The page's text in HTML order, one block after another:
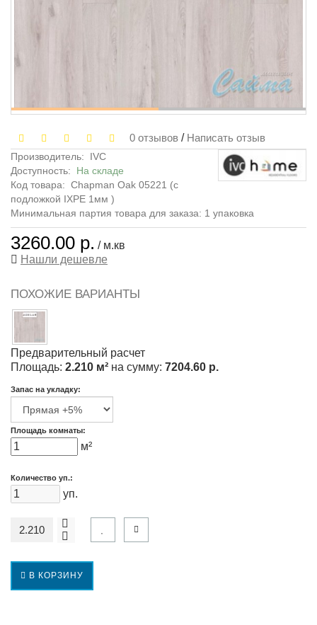
0 отзывов / Написать отзыв
Производитель:
IVC
Доступность: На складе
Код товара: Chapman Oak 05221 (с
подложкой IXPE 1мм )
Минимальная партия товара для заказа: 1 упаковка
3260.00 р. / м.кв
Нашли дешевле
ПОХОЖИЕ ВАРИАНТЫ
Предварительный расчет
Площадь: 2.210 м² на сумму: 7204.60 р.
Запас на укладку:
Площадь комнаты:
м²
Количество уп.:
уп.
В КОРЗИНУ